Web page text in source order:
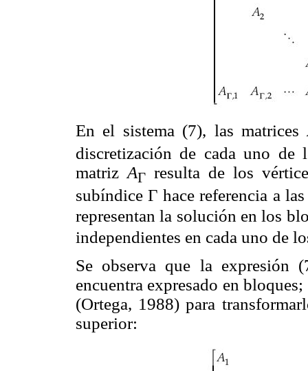
En el sistema (7), las matrices
discretización de cada uno
matrizAΓ resulta de los
subíndice Γ hace referencia a
representan la solución en los
independientes en cada uno de
Se observa que la expresión
encuentra expresado en
(Ortega, 1988) para
superior: